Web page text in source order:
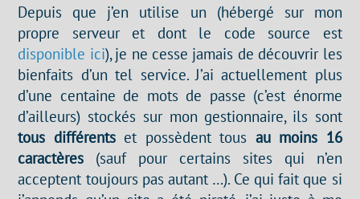
Depuis que j’en utilise un (hébergé sur mon
propre serveur et dont le code source est
disponible ici), je ne cesse jamais de découvrir les
bienfaits d’un tel service. J’ai actuellement plus
d’une centaine de mots de passe (c’est énorme
d’ailleurs) stockés sur mon gestionnaire, ils sont
tous différentset possèdent tous au moins 16
caractères (sauf pour certains sites qui n’en
acceptent toujours pas autant …). Ce qui fait que si